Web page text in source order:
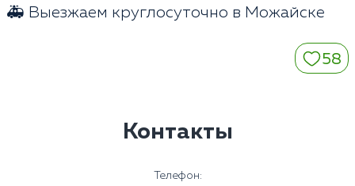
🚑 Выезжаем круглосуточно в Можайске
58
Контакты
Телефон: